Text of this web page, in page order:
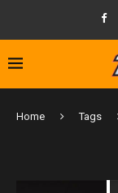
Home Tags